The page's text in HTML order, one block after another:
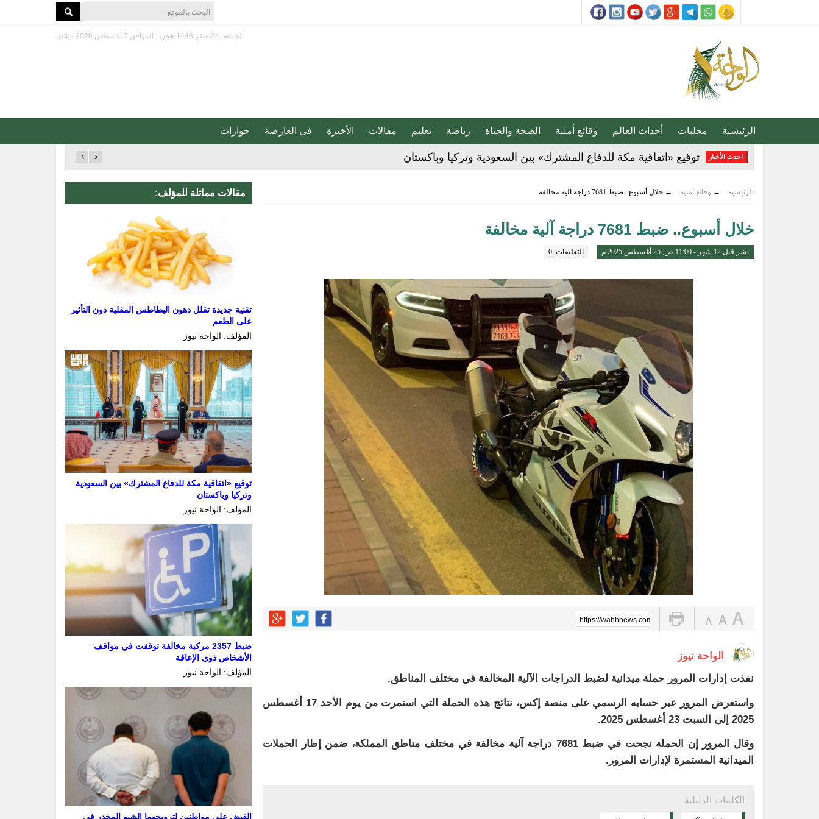
الجمعة, 24 صفر 1448 هجريا, الموافق 7 أغسطس 2026 ميلاديا
الرئيسية محليات أحداث العالم وقائع أمنية الصحة والحياة رياضة تعليم مقالات الأخيرة في العارضة حوارات
احدث الأخبار توقيع «اتفاقية مكة للدفاع المشترك» بين السعودية وتركيا وباكستان
المركز الإعلامي بنادي الفتح .. نموذج للإبداع والاحترافية بقيادة محمد الضيف
تحذير عاجل من «الغذاء والدواء» بشأن منتجات قهوة وشوكولاتة مضاف إليها الجينسنغ
قيادة القوات المشتركة للتحالف: إصابة (11) من المدنيين بنجران نتيجة اعتداءات إرهابية حوثية
ثلاثية الذهب في “المهارات الثقافية”.. كيف صنعت أم أحسائية من شغف بناتها قصة نجاح ملهمة؟
حساب المواطن يوضح: العمالة المنزلية ليست من التابعين
عبدالله السلطان: نُعلّم الشباب كيف يحوّلون الفكرة إلى “أثر”
تقنية جديدة تقلل دهون البطاطس المقلية دون التأثير على الطعم
الرئيسية ← وقائع أمنية ← خلال أسبوع.. ضبط 7681 دراجة آلية مخالفة
خلال أسبوع.. ضبط 7681 دراجة آلية مخالفة
نشر قبل 12 شهر - 11:00 ص, 25 أغسطس 2025 م التعليقات: 0
https://wahhnews.com/?p=84993
الواحة نيوز
نفذت إدارات المرور حملة ميدانية لضبط الدراجات الآلية المخالفة في مختلف المناطق.
واستعرض المرور عبر حسابه الرسمي على منصة إكس، نتائج هذه الحملة التي استمرت من يوم الأحد 17 أغسطس
2025 إلى السبت 23 أغسطس 2025.
وقال المرور إن الحملة نجحت في ضبط 7681 دراجة آلية مخالفة في مختلف مناطق المملكة، ضمن إطار الحملات
الميدانية المستمرة لإدارات المرور.
الكلمات الدليلية
مقالات مماثلة للمؤلف:
تقنية جديدة تقلل دهون البطاطس المقلية دون التأثير
على الطعم
المؤلف: الواحة نيوز
توقيع «اتفاقية مكة للدفاع المشترك» بين السعودية
وتركيا وباكستان
المؤلف: الواحة نيوز
ضبط 2357 مركبة مخالفة توقفت في مواقف
الأشخاص ذوي الإعاقة
المؤلف: الواحة نيوز
القبض على مواطنين لترويجهما الشبو المخدر في